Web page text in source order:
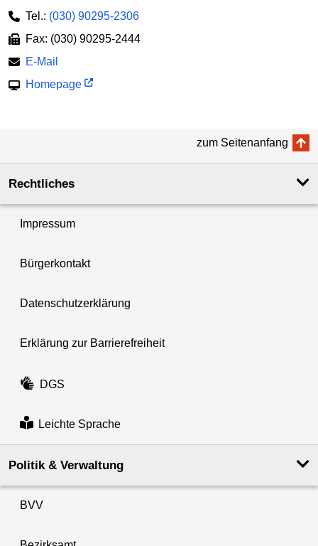
Tel.: (030) 90295-2306
Fax: (030) 90295-2444
E-Mail
Homepage
zum Seitenanfang
Rechtliches
Impressum
Bürgerkontakt
Datenschutzerklärung
Erklärung zur Barrierefreiheit
DGS
Leichte Sprache
Politik & Verwaltung
BVV